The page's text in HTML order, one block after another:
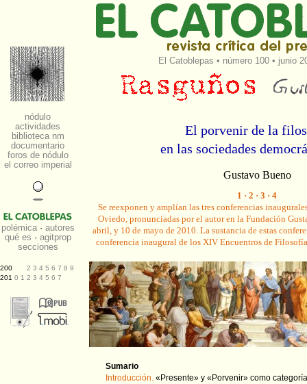
El Catoblepas • número 100 • junio
El porvenir de la
en las sociedades
Gustavo Bueno
1 · 2 · 3 · 4
Se reexponen y amplían las tres conferencias
Oviedo, pronunciadas por el autor en la Fundación
abril, y 10 de mayo de 2010. La sustancia de estas
conferencia inaugural de los XIV Encuentros de
Sumario
Introducción. «Presente» y «Porvenir» como